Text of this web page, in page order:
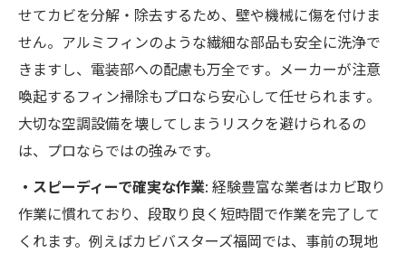
せてカビを分解・除去するため、壁や機械に傷を付けま
せん​。アルミフィンのような繊細な部品も安全に洗浄で
きますし、電装部への配慮も万全です​。メーカーが注意
喚起するフィン掃除もプロなら安心して任せられます​。
大切な空調設備を壊してしまうリスクを避けられるの
は、プロならではの強みです。
・スピーディーで確実な作業: 経験豊富な業者はカビ取り
作業に慣れており、段取り良く短時間で作業を完了して
くれます。例えばカビバスターズ福岡では、事前の現地